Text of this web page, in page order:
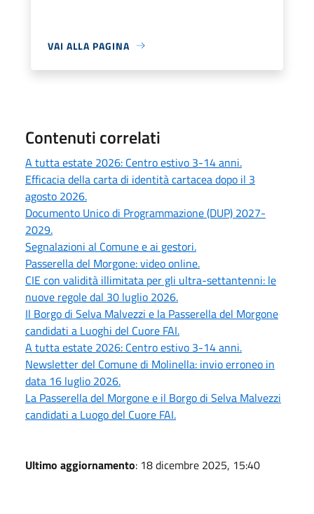
VAI ALLA PAGINA
Contenuti correlati
A tutta estate 2026: Centro estivo 3-14 anni.
Efficacia della carta di identità cartacea dopo il 3
agosto 2026.
Documento Unico di Programmazione (DUP) 2027-
2029.
Segnalazioni al Comune e ai gestori.
Passerella del Morgone: video online.
CIE con validità illimitata per gli ultra-settantenni: le
nuove regole dal 30 luglio 2026.
Il Borgo di Selva Malvezzi e la Passerella del Morgone
candidati a Luoghi del Cuore FAI.
A tutta estate 2026: Centro estivo 3-14 anni.
Newsletter del Comune di Molinella: invio erroneo in
data 16 luglio 2026.
La Passerella del Morgone e il Borgo di Selva Malvezzi
candidati a Luogo del Cuore FAI.
Ultimo aggiornamento: 18 dicembre 2025, 15:40